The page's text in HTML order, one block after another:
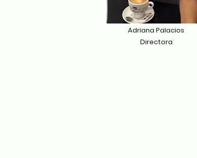
Adriana Palacios
Directora